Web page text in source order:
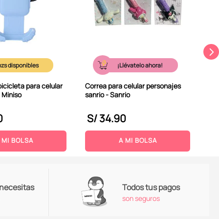
para celular
Miniso
MI BOLSA
¡Llévatelo ahora!
Correa para celular personajes
sanrio - Sanrio
S/34.90
A MI BOLSA
Todos tus pagos
son seguros